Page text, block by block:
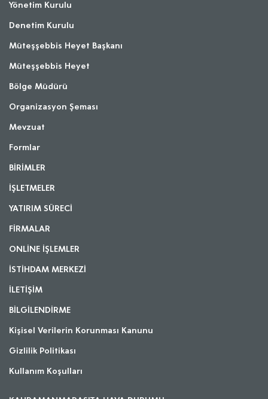
Yönetim Kurulu
Denetim Kurulu
Müteşşebbis Heyet Başkanı
Müteşşebbis Heyet
Bölge Müdürü
Organizasyon Şeması
Mevzuat
Formlar
BİRİMLER
İŞLETMELER
YATIRIM SÜRECİ
FİRMALAR
ONLİNE İŞLEMLER
İSTİHDAM MERKEZİ
İLETİŞİM
BİLGİLENDİRME
Kişisel Verilerin Korunması Kanunu
Gizlilik Politikası
Kullanım Koşulları